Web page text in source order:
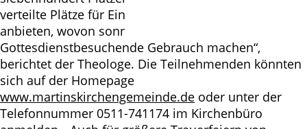
verteilte Plätze für Einzelpersonen oder Paare
anbieten, wovon sonntags zur Zeit etwa dreißig
Gottesdienstbesuchende Gebrauch machen“,
berichtet der Theologe. Die Teilnehmenden könnten
sich auf der Homepage
www.martinskirchengemeinde.de oder unter der
Telefonnummer 0511-741174 im Kirchenbüro